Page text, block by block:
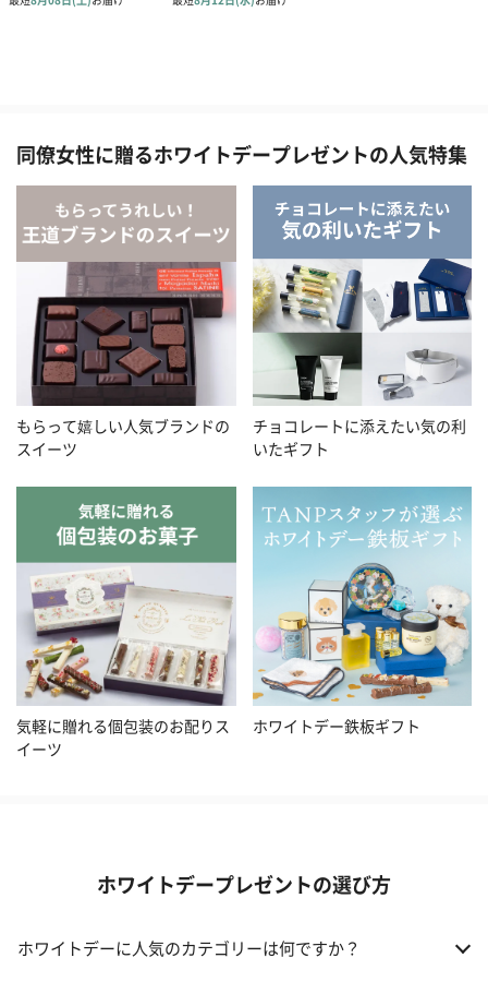
同僚女性に贈るホワイトデープレゼントの人気特集
もらって嬉しい人気ブランドの
スイーツ
チョコレートに添えたい気の利
いたギフト
気軽に贈れる個包装のお配りス
イーツ
ホワイトデー鉄板ギフト
ホワイトデープレゼントの選び方
ホワイトデーに人気のカテゴリーは何ですか？